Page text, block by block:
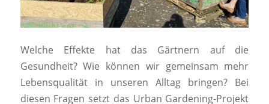
Welche Effekte hat das Gärtnern auf die
Gesundheit? Wie können wir gemeinsam mehr
Lebensqualität in unseren Alltag bringen? Bei
diesen Fragen setzt das Urban Gardening-Projekt